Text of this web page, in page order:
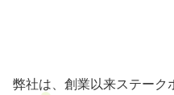
弊社は、創業以来ステーク